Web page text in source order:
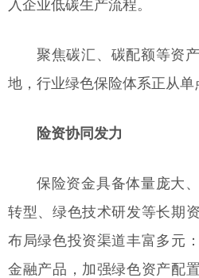
入企业低碳生产流程。
聚焦碳汇、碳配额等资
地，行业绿色保险体系正从单
险资协同发力
保险资金具备体量庞大
转型、绿色技术研发等长期
布局绿色投资渠道丰富多元
金融产品，加强绿色资产配